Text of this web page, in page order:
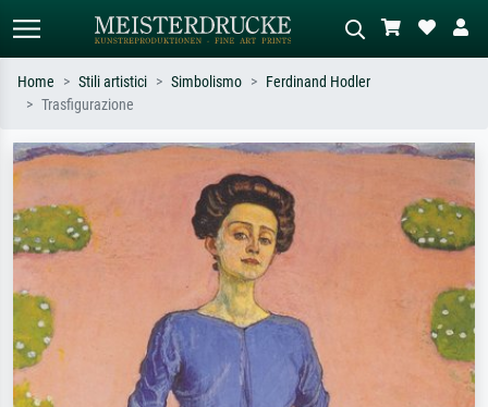
Cerca per artista, titolo o stile – es.
Impressionismo, onda di Hokusai,
nudo.
Descrivi la scena – es. prato verde,
astratto con molto rosso, dipinto a
olio scuro, nudo in piedi vicino a un
Home Stili artistici Simbolismo
Ferdinand Hodler
Trasfigurazione